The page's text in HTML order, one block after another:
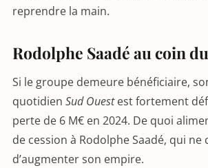
reprendre la main.
Rodolphe Saadé au coin
Si le groupe demeure bénéficiaire,
quotidien Sud Ouestest fortement
perte de 6 M€ en 2024. De quoi
de cession à Rodolphe Saadé, qui ne
d’augmenter son empire.